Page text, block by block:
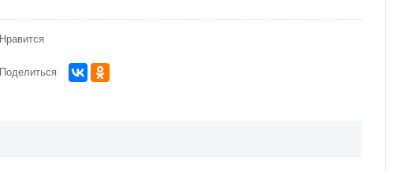
Нравится
Поделиться